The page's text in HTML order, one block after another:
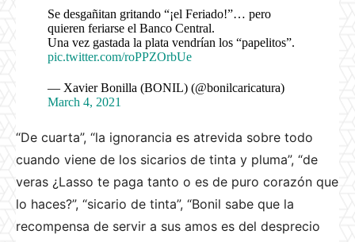
Se desgañitan gritando “¡el Feriado!”… pero
quieren feriarse el Banco Central.
Una vez gastada la plata vendrían los “papelitos”.
pic.twitter.com/roPPZOrbUe
— Xavier Bonilla (BONIL) (@bonilcaricatura)
March 4, 2021
“De cuarta”, “la ignorancia es atrevida sobre todo
cuando viene de los sicarios de tinta y pluma”, “de
veras ¿Lasso te paga tanto o es de puro corazón que
lo haces?”, “sicario de tinta”, “Bonil sabe que la
recompensa de servir a sus amos es del desprecio